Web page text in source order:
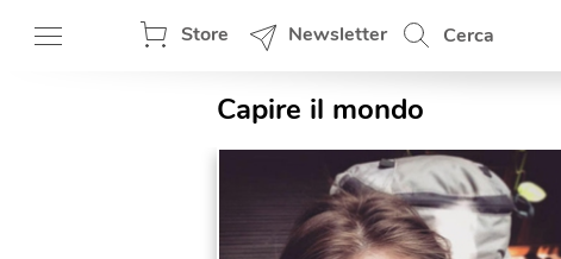
Store Newsletter Cerca
Capire il mondo